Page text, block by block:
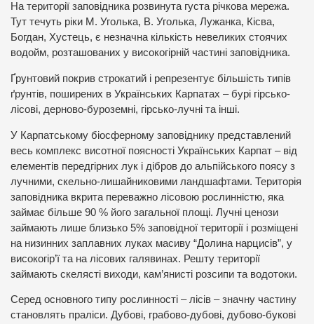
На території заповідника розвинута густа річкова мережа.
Тут течуть ріки М. Уголька, В. Уголька, Лужанка, Кісва,
Богдан, Хустець, є незначна кількість невеликих стоячих
водойм, розташованих у високогірній частині заповідника.
Ґрунтовий покрив строкатий і репрезентує більшість типів
ґрунтів, поширених в Українських Карпатах – бурі гірсько-
лісові, дерново-буроземні, гірсько-лучні та інші.
У Карпатському біосферному заповіднику представлений
весь комплекс висотної поясності Українських Карпат – від
елементів передгірних лук і дібров до альпійського поясу з
лучними, скельно-лишайниковими ландшафтами. Територія
заповідника вкрита переважно лісовою рослинністю, яка
займає більше 90 % його загальної площі. Лучні ценози
займають лише близько 5% заповідної території і розміщені
на низинних заплавних луках масиву “Долина нарцисів”, у
високогір’ї та на лісових галявинах. Решту території
займають скелясті виходи, кам’янисті розсипи та водотоки.
Серед основного типу рослинності – лісів – значну частину
становлять праліси. Дубові, грабово-дубові, дубово-букові